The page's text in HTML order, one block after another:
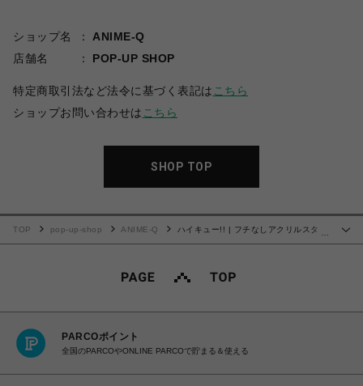
ショップ名
ANIME-Q
店舗名
POP-UP SHOP
特定商取引法など法令に基づく表記は こちら
ショップお問い合わせは こちら
SHOP TOP
TOP pop-up-shop ANIME-Q
ハイキュー!! | フチなしアクリルスタン
PARCOポイント
全国のPARCOやONLINE PARCOで貯まる＆使える